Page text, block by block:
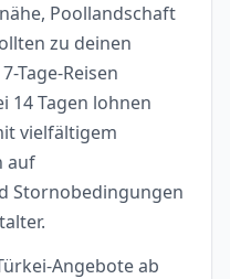
Poollandschaft
zu deinen
Tage-Reisen
14 Tagen lohnen
vielfältigem
auf
Stornobedingungen
Angebote ab